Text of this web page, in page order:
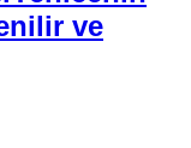
ve